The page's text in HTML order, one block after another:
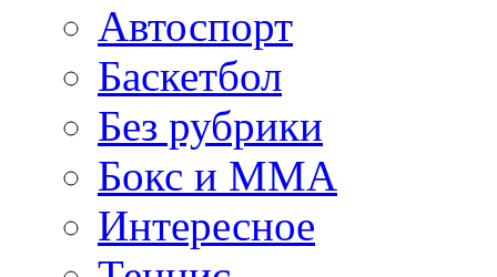
Автоспорт
Баскетбол
Без рубрики
Бокс и ММА
Интересное